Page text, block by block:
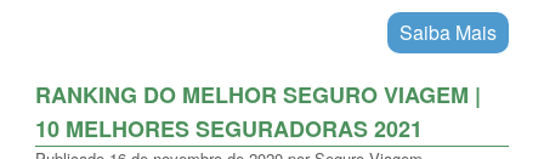
Saiba Mais
RANKING DO MELHOR SEGURO VIAGEM |
10 MELHORES SEGURADORAS 2021